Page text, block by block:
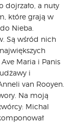
dojrzało, a nuty
które grają w
Nieba.
Są wśród nich
Maria i Panis
i
van Rooyen.
Na moją
Michal